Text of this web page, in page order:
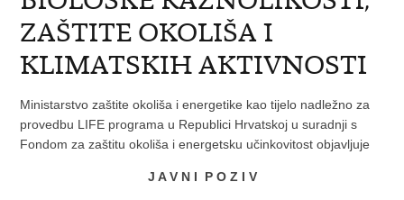
ZAŠTITE OKOLIŠA I
KLIMATSKIH AKTIVNOSTI
Ministarstvo zaštite okoliša i energetike kao tijelo nadležno za
provedbu LIFE programa u Republici Hrvatskoj u suradnji s
Fondom za zaštitu okoliša i energetsku učinkovitost objavljuje
J A V N I P O Z I V